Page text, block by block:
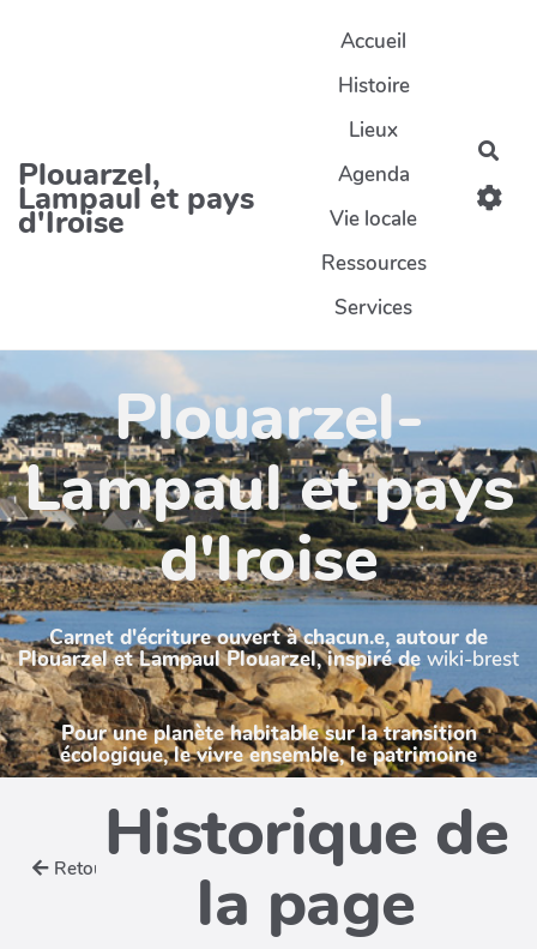
Plouarzel,
Lampaul et pays
d'Iroise
Accueil
Histoire
Lieux
Agenda
Vie locale
Ressources
Services
Plouarzel-
Lampaul et pays
d'Iroise
Carnet d'écriture ouvert à chacun.e, autour de
Plouarzel et Lampaul Plouarzel, inspiré de wiki-brest
Pour une planète habitable sur la transition
écologique, le vivre ensemble, le patrimoine
Retour Historique de
la page